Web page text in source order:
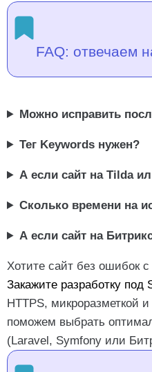
FAQ: отвечаем
Можно исправить
Тег Keywords нужен?
А если сайт на Tilda
Сколько времени на
А если сайт на
Хотите сайт без ошибок с
Закажите разработку под
HTTPS, микроразметкой
поможем выбрать
(Laravel, Symfony или